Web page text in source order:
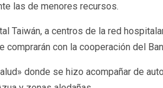
las de menores recursos.
a centros de la red
con la cooperación del
donde se hizo acompañar de